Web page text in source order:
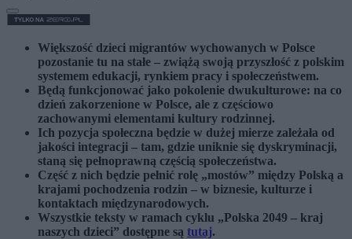
Większość dzieci migrantów wychowanych w Polsce
pozostanie tu na stałe – zwiążą swoją przyszłość z polskim
systemem edukacji, rynkiem pracy i społeczeństwem.
Będą funkcjonować jako pokolenie dwukulturowe: na co
dzień zakorzenione w Polsce, ale z częściowo
zachowanymi elementami kultury rodzinnej.
Ich pozycja społeczna będzie w dużej mierze zależała od
jakości integracji – tam, gdzie uniknie się dyskryminacji,
staną się pełnoprawną częścią społeczeństwa.
Część z nich będzie pełnić rolę „mostów” między Polską a
krajami pochodzenia rodzin – w biznesie, kulturze i
kontaktach międzynarodowych.
Wszystkie teksty w ramach cyklu „Polska 2049 – kraj
naszych dzieci” dostępne są tutaj.